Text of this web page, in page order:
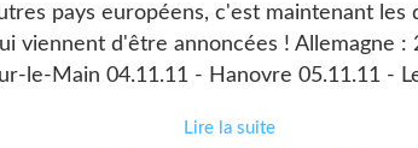
pays européens, c'est maintenant les
viennent d'être annoncées ! Allemagne :
le-Main 04.11.11 - Hanovre 05.11.11 -
Lire la suite